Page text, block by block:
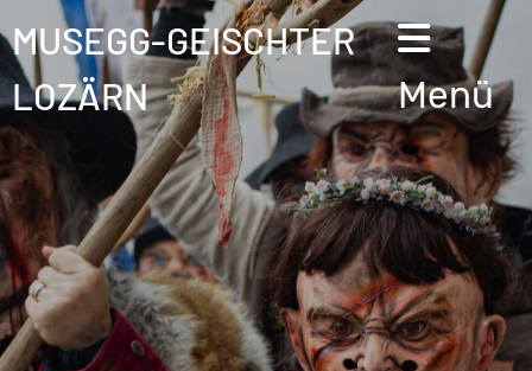
MUSEGG-GEISCHTER
LOZÄRN
Menü